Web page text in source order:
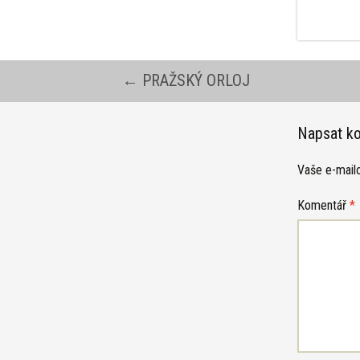
Navigace
← PRAŽSKÝ ORLOJ
Napsat
Vaše e-
Komentář *